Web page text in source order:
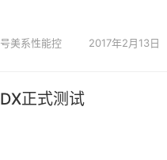
美系性能控 2017年2月13日
正式测试